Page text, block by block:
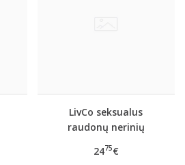
LivCo seksualus
raudonų nerinių
2475€